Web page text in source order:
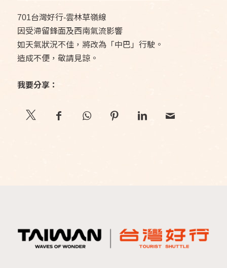
701台灣好行-雲林草嶺線
因受滯留鋒面及西南氣流影響
如天氣狀況不佳，將改為「中巴」行駛。
造成不便，敬請見諒。
我要分享：